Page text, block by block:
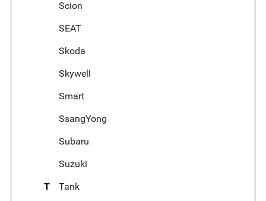
Scion
SEAT
Skoda
Skywell
Smart
SsangYong
Subaru
Suzuki
T
Tank